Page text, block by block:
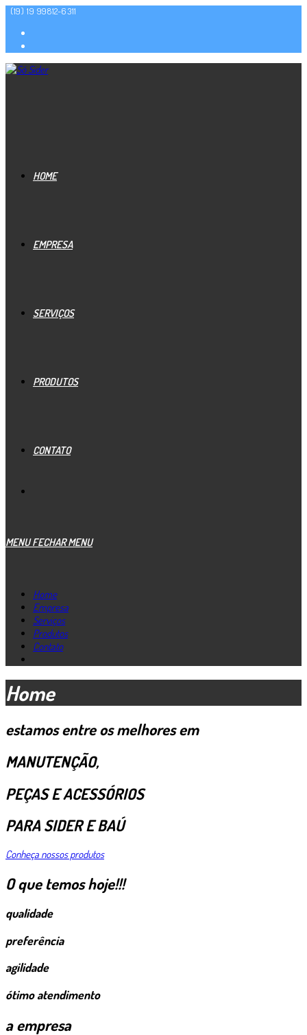
(19) 19 99812-6311
HOME
EMPRESA
SERVIÇOS
PRODUTOS
CONTATO
MENU FECHAR MENU
Home
Empresa
Serviços
Produtos
Contato
Home
estamos entre os melhores em
MANUTENÇÃO,
PEÇAS E ACESSÓRIOS
PARA SIDER E BAÚ
Conheça nossos produtos
O que temos hoje!!!
qualidade
preferência
agilidade
ótimo atendimento
a empresa